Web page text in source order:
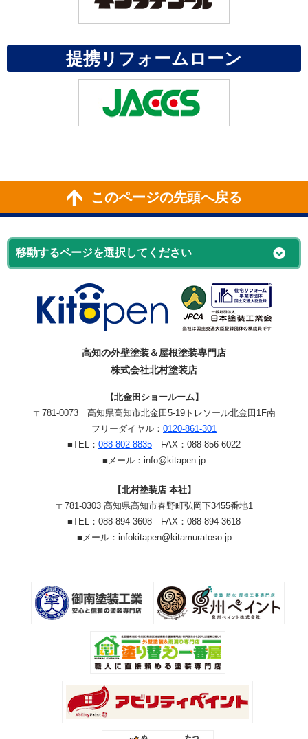
提携リフォームローン
このページの先頭へ戻る
高知の外壁塗装＆屋根塗装専門店
株式会社北村塗装店
【北金田ショールーム】
〒781-0073 高知県高知市北金田5-19トレソール北金田1F南
フリーダイヤル： 0120-861-301
■TEL： 088-802-8835 FAX：088-856-6022
■メール：info@kitapen.jp
【北村塗装店 本社】
〒781-0303 高知県高知市春野町弘岡下3455番地1
■TEL：088-894-3608 FAX：088-894-3618
■メール：infokitapen@kitamuratoso.jp